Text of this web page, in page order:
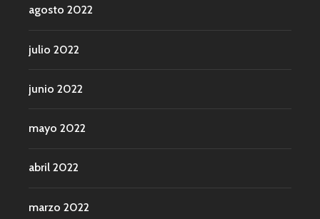
agosto 2022
julio 2022
junio 2022
mayo 2022
abril 2022
marzo 2022